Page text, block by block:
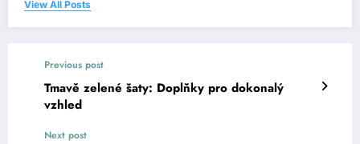
View All Posts
Previous post
Tmavě zelené šaty: Doplňky pro dokonalý
vzhled
Next post